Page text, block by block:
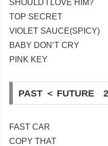
SHOULD I LOVE HIM?
TOP SECRET
VIOLET SAUCE(SPICY)
BABY DON’T CRY
PINK KEY
PAST ＜ FUTURE
FAST CAR
COPY THAT